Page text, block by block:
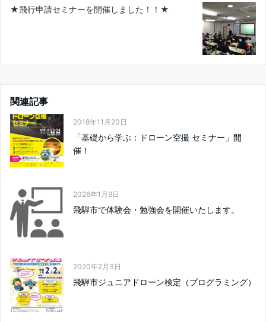
★飛行申請セミナーを開催しました！！★
関連記事
2018年11月20日
「基礎から学ぶ：ドローン空撮 セミナー」開
催！
2026年1月9日
飛騨市で体験会・勉強会を開催いたします。
2020年2月3日
飛騨市ジュニアドローン検定（プログラミング）